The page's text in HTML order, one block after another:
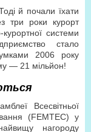
й почали їхати
три роки курорт
системи
стало
2006 року
— 21 мільйон!
Всесвітньої
(FЕМТЕC) у
нагороду